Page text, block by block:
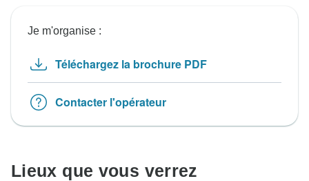
Je m'organise :
Téléchargez la brochure PDF
Contacter l'opérateur
Lieux que vous verrez